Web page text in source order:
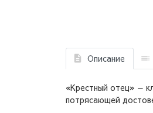
Описание
«Крестный отец» —
потрясающей